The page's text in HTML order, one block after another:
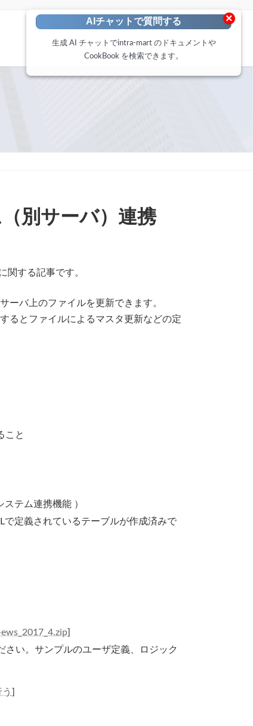
AIチャットで質問する
生成 AI チャットでintra-mart のドキュメントや
CookBook を検索できます。
×
別サーバ）連携
関する記事です。
ーバ上のファイルを更新できます。
るとファイルによるマスタ更新などの定
こと
テム連携機能 ）
で定義されているテーブルが作成済みで
]
さい。サンプルのユーザ定義、ロジック
]